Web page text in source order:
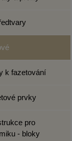
k fazetování
prvky
pro
- bloky